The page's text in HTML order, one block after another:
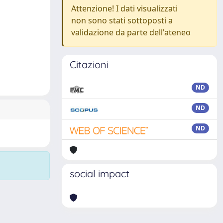
Attenzione! I dati visualizzati
non sono stati sottoposti a
validazione da parte dell'ateneo
Citazioni
ND
ND
ND
social impact